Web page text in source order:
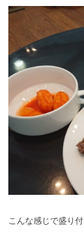
こんな感じで盛り